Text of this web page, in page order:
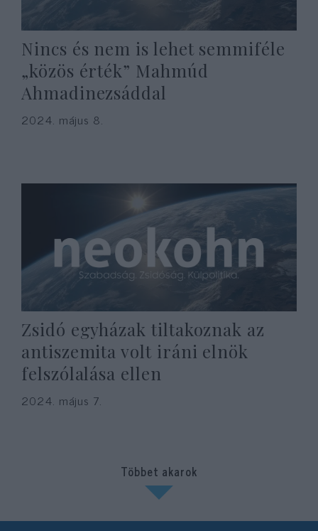
Nincs és nem is lehet semmiféle
„közös érték” Mahmúd
Ahmadinezsáddal
2024. május 8.
Zsidó egyházak tiltakoznak az
antiszemita volt iráni elnök
felszólalása ellen
2024. május 7.
Többet akarok